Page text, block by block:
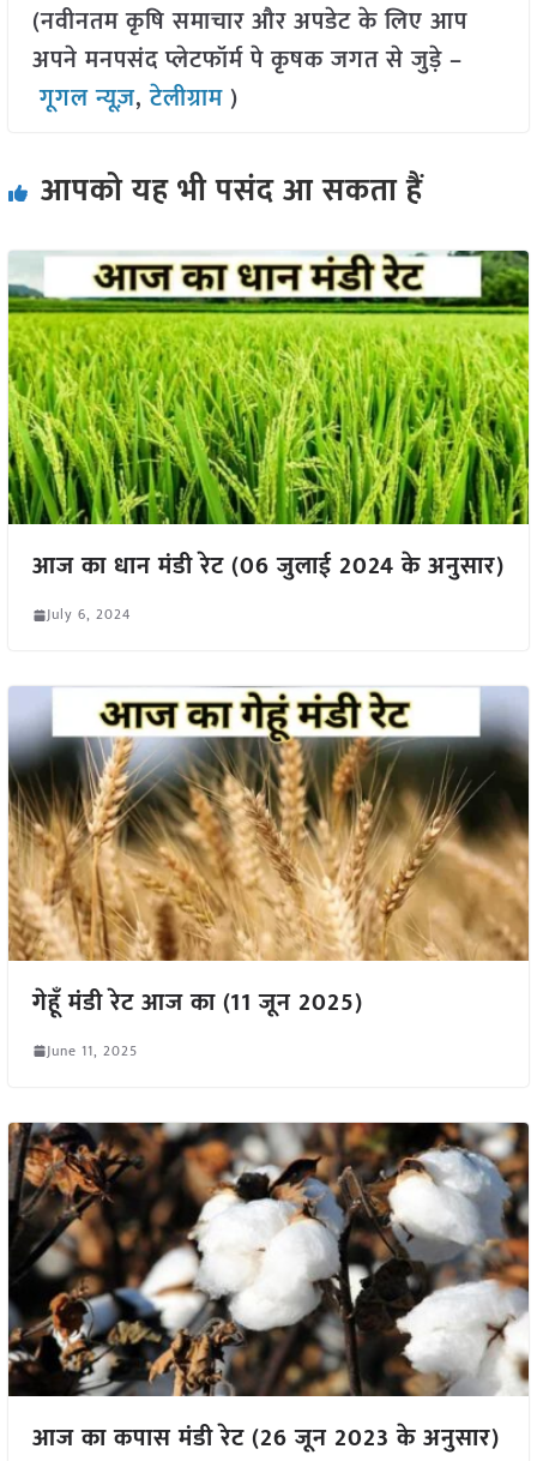
(नवीनतम कृषि समाचार और अपडेट के लिए आप
अपने मनपसंद प्लेटफॉर्म पे कृषक जगत से जुड़े –
गूगल न्यूज़,टेलीग्राम )
आपको यह भी पसंद आ सकता हैं
आज का धान मंडी रेट (06 जुलाई 2024 के अनुसार)
July 6, 2024
गेहूँ मंडी रेट आज का (11 जून 2025)
June 11, 2025
आज का कपास मंडी रेट (26 जून 2023 के अनुसार)